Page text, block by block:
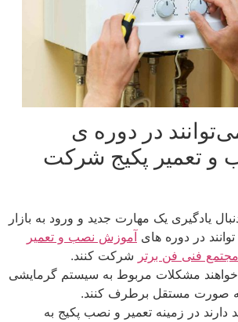
در دوره ی
تعمیر پکیج شرکت
یادگیری یک مهارت جدید و ورود به بازار
در دوره های آموزش نصب و تعمیر
مجتمع فنی فن برتر شرکت کنند.
مشکلات مربوط به سیستم گرمایشی
صورت مستقل برطرف کنند.
دارند در زمینه تعمیر و نصب پکیج به